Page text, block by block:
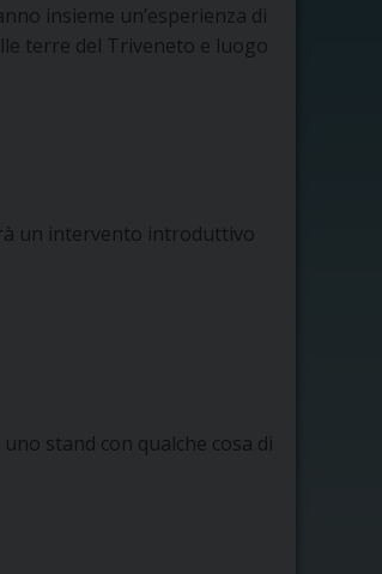
insieme un’esperienza di
terre del Triveneto e luogo
un intervento introduttivo
stand con qualche cosa di